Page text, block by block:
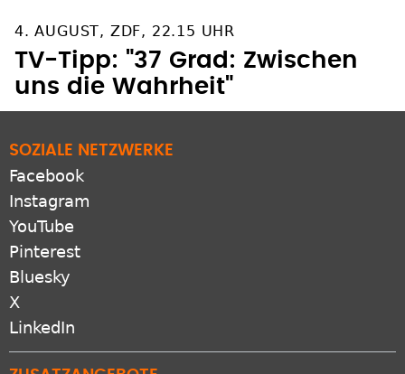
4. AUGUST, ZDF, 22.15 UHR
TV-Tipp: "37 Grad: Zwischen
uns die Wahrheit"
SOZIALE NETZWERKE
Facebook
Instagram
YouTube
Pinterest
Bluesky
X
LinkedIn